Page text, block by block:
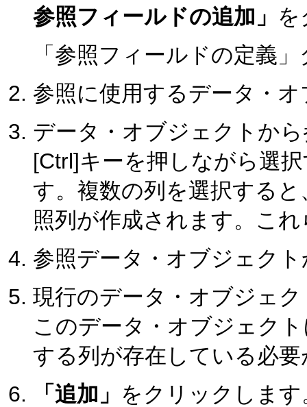
参照フィールドの追加」 を
「参照フィールドの定義
参照に使用するデータ・
データ・オブジェクトか
[Ctrl]キーを押しながら選
す。複数の列を選択する
照列が作成されます。こ
参照データ・オブジェク
現行のデータ・オブジェ
このデータ・オブジェク
する列が存在している必
「追加」 をクリックします